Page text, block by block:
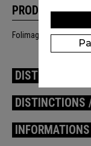
PRODUCTION
Folimage
DISTRIBUTION
DISTINCTIONS